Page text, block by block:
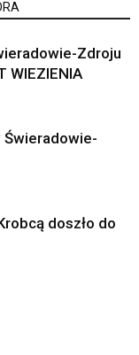
Zdroju
WIEZIENIA
doszło do